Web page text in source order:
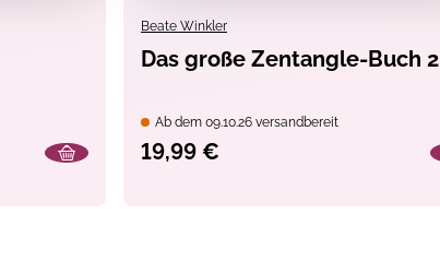
Beate Winkler
Das große Zentangle-Buch 2
Ab dem 09.10.26 versandbereit
19,99 €